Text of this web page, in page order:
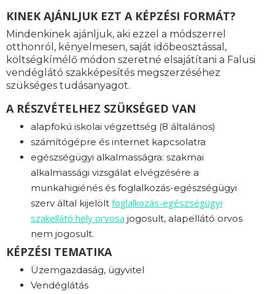
KINEK AJÁNLJUK EZT A KÉPZÉSI FORMÁT?
Mindenkinek ajánljuk, aki ezzel a módszerrel
otthonról, kényelmesen, saját időbeosztással,
költségkímélő módon szeretné elsajátítani a Falusi
vendéglátó szakképesítés megszerzéséhez
szükséges tudásanyagot.
A RÉSZVÉTELHEZ SZÜKSÉGED VAN
alapfokú iskolai végzettség (8 általános)
számítógépre és internet kapcsolatra
egészségügyi alkalmasságra: szakmai
alkalmassági vizsgálat elvégzésére a
munkahigiénés és foglalkozás-egészségügyi
szerv által kijelölt foglalkozás-egészségügyi
szakellátó hely orvosa jogosult, alapellátó orvos
nem jogosult.
KÉPZÉSI TEMATIKA
Üzemgazdaság, ügyvitel
Vendéglátás